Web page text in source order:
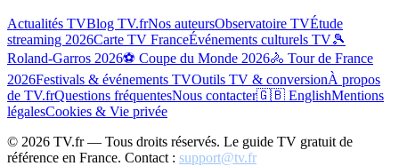
Actualités TVBlog TV.frNos auteursObservatoire TVÉtude
streaming 2026Carte TV FranceÉvénements culturels TV🎾
Roland-Garros 2026⚽ Coupe du Monde 2026🚴 Tour de France
2026Festivals & événements TVOutils TV & conversionÀ propos
de TV.frQuestions fréquentesNous contacter🇬🇧 EnglishMentions
légalesCookies & Vie privée
© 2026 TV.fr — Tous droits réservés. Le guide TV gratuit de
référence en France. Contact : support@tv.fr